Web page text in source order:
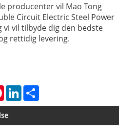
producenter vil Mao Tong
Circuit Electric Steel Power
vi vil tilbyde dig den bedste
rettidig levering.
PinterestLinkedIn